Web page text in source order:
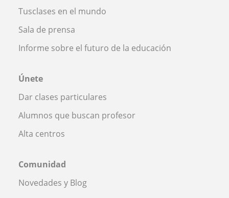
Tusclases en el mundo
Sala de prensa
Informe sobre el futuro de la educación
Únete
Dar clases particulares
Alumnos que buscan profesor
Alta centros
Comunidad
Novedades y Blog